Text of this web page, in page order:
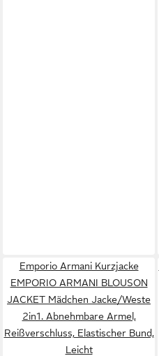
Emporio Armani Kurzjacke
EMPORIO ARMANI BLOUSON
JACKET Mädchen Jacke/Weste
2in1. Abnehmbare Armel,
Reißverschluss, Elastischer Bund,
Leicht